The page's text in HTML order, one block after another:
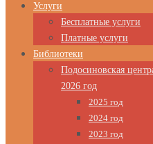
Услуги
Бесплатные услуги
Платные услуги
Библиотеки
Подосиновская
2026 год
2025 год
2024 год
2023 год